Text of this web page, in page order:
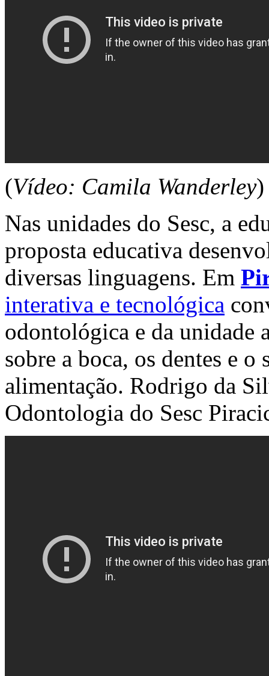
(Vídeo: Camila Wanderley)
Nas unidades do Sesc, a
proposta educativa
diversas linguagens. Em
interativa e tecnológica
odontológica e da unidade
sobre a boca, os dentes e o
alimentação. Rodrigo da
Odontologia do Sesc